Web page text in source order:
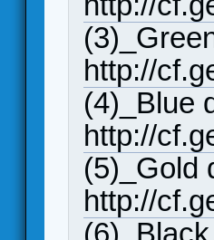
http://
(4)_Blue
http://
(5)_Gold
http://